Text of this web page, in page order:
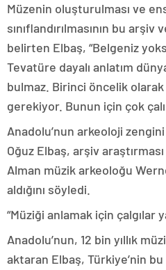
Müzenin oluşturulması ve
sınıflandırılmasının bu arşiv
belirten Elbaş, “Belgeniz
Tevatüre dayalı anlatım
bulmaz. Birinci öncelik olarak
gerekiyor. Bunun için çok
Anadolu’nun arkeoloji
Oğuz Elbaş, arşiv araştırması
Alman müzik arkeoloğu
aldığını söyledi.
“Müziği anlamak için çalgılar
Anadolu’nun, 12 bin yıllık
aktaran Elbaş, Türkiye’nin